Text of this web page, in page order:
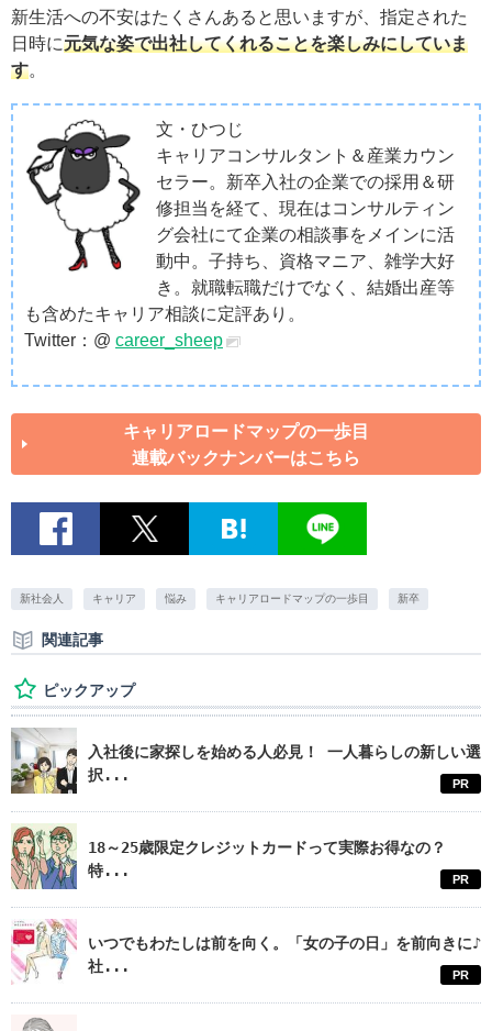
新生活への不安はたくさんあると思いますが、指定された
日時に元気な姿で出社してくれることを楽しみにしていま
す。
文・ひつじ
キャリアコンサルタント＆産業カウン
セラー。新卒入社の企業での採用＆研
修担当を経て、現在はコンサルティン
グ会社にて企業の相談事をメインに活
動中。子持ち、資格マニア、雑学大好
き。就職転職だけでなく、結婚出産等
も含めたキャリア相談に定評あり。
Twitter：@ career_sheep
キャリアロードマップの一歩目
連載バックナンバーはこちら
新社会人 キャリア 悩み キャリアロードマップの一歩目 新卒
関連記事
ピックアップ
入社後に家探しを始める人必見！ 一人暮らしの新しい選
択...
PR
18～25歳限定クレジットカードって実際お得なの？
特...
PR
いつでもわたしは前を向く。「女の子の日」を前向きに♪
社...
PR